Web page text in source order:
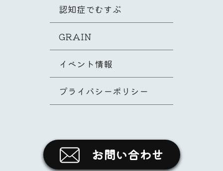
認知症でむすぶ
GRAIN
イベント情報
プライバシーポリシー
お問い合わせ